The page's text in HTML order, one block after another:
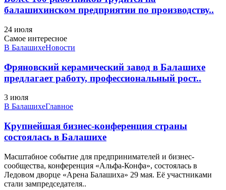
балашихинском предприятии по производству..
24 июля
Самое интересное
В БалашихеНовости
Фряновский керамический завод в Балашихе
предлагает работу, профессиональный рост..
3 июля
В БалашихеГлавное
Крупнейшая бизнес-конференция страны
состоялась в Балашихе
Масштабное событие для предпринимателей и бизнес-
сообщества, конференция «Альфа-Конфа», состоялась в
Ледовом дворце «Арена Балашиха» 29 мая. Её участниками
стали зампредседателя..